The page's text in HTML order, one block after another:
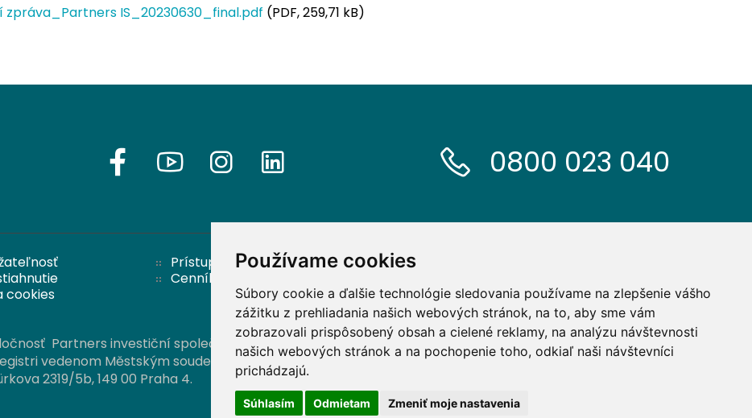
Používame cookies
Súbory cookie a ďalšie technológie sledovania používame na zlepšenie vášho
zážitku z prehliadania našich webových stránok, na to, aby sme vám
zobrazovali prispôsobený obsah a cielené reklamy, na analýzu návštevnosti
našich webových stránok a na pochopenie toho, odkiaľ naši návštevníci
prichádzajú.
Súhlasím Odmietam Zmeniť moje nastavenia
zpráva_Partners IS_20230630_final.pdf (PDF, 259,71 kB)
0800 023 040
Prístupnosť
Cenník
cookies
Partners investiční společnost, a. s.,
vedenom Městským soudem
2319/5b, 149 00 Praha 4.